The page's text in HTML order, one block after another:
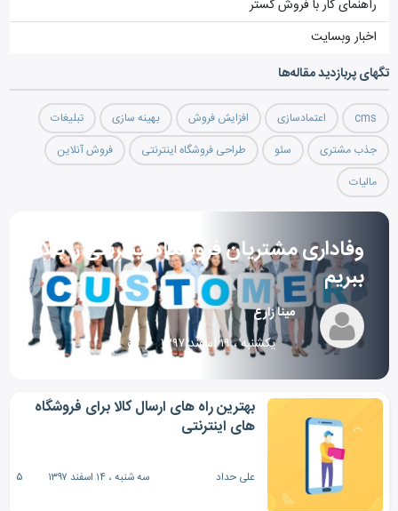
راهنمای کار با فروش گستر
اخبار وبسایت
تگ‎های پربازدید مقاله‌ها
cms اعتمادسازی افزایش فروش بهینه سازی
تبلیغات
جذب مشتری
سئو طراحی فروشگاه اینترنتی
فروش آنلاین
مالیات
وفاداری مشتریان فروشگاه اینترنتی را بالا
ببریم
مینا زارع
یکشنبه ، ۱۹ اسفند ۱۳۹۷
های اینترنتی
علی حداد سه شنبه ، ۱۴ اسفند ۱۳۹۷